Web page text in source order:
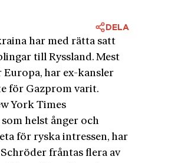
DELA
har med rätta satt
till Ryssland. Mest
har ex-kansler
för Gazprom varit.
York Times
helst ånger och
för ryska intressen, har
fråntas flera av